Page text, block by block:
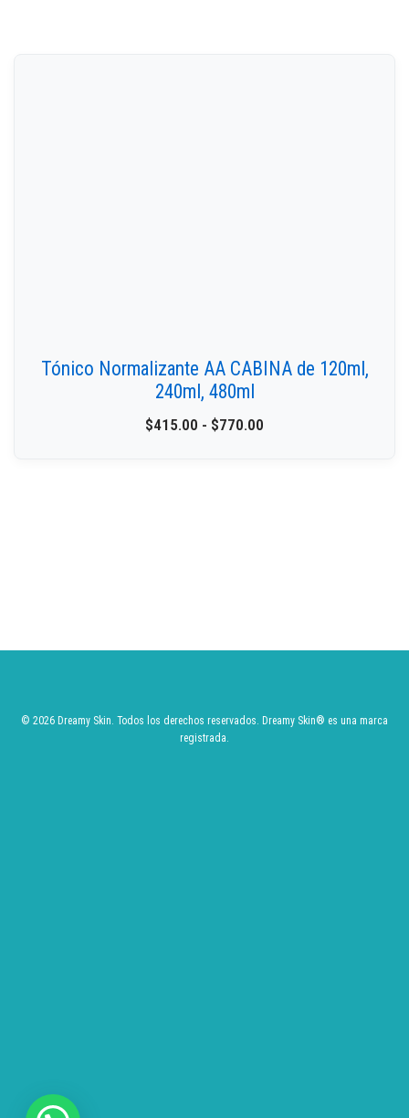
Tónico Normalizante AA CABINA de 120ml,
240ml, 480ml
$415.00 - $770.00
© 2026 Dreamy Skin. Todos los derechos reservados. Dreamy Skin® es una marca
registrada.